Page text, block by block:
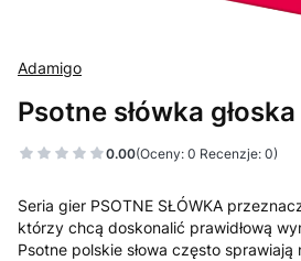
Adamigo
Psotne słówka
0.00(Oceny: 0 Recenzje: 0)
Seria gier PSOTNE SŁÓWKA
którzy chcą doskonalić prawidłową
Psotne polskie słowa często sprawiają